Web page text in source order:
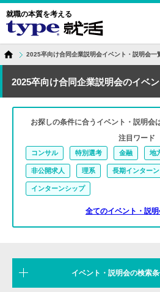
就職の本質を考える
2025卒向け合同企業説明会イベント・説明会一
2025卒向け合同企業説明会のイベ
お探しの条件に合うイベント・説明会
注目ワード
コンサル 特別選考 金融 地
非公開求人 理系 長期インターン
インターンシップ
全てのイベント・説
イベント・説明会の検索